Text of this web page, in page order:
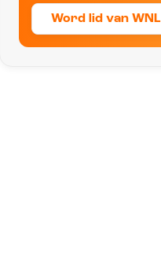
Word lid van WNL